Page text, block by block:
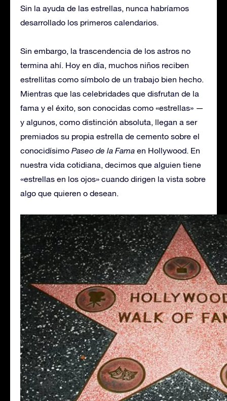
Sin la ayuda de las estrellas, nunca habríamos
desarrollado los primeros calendarios.
Sin embargo, la trascendencia de los astros no
termina ahí. Hoy en día, muchos niños reciben
estrellitas como símbolo de un trabajo bien hecho.
Mientras que las celebridades que disfrutan de la
fama y el éxito, son conocidas como «estrellas» —
y algunos, como distinción absoluta, llegan a ser
premiados su propia estrella de cemento sobre el
conocidísimo Paseo de la Fama en Hollywood. En
nuestra vida cotidiana, decimos que alguien tiene
«estrellas en los ojos» cuando dirigen la vista sobre
algo que quieren o desean.